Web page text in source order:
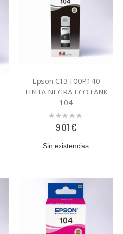
Epson C13T00P140
TINTA NEGRA ECOTANK
104
Rating:
9,01 €
Sin existencias